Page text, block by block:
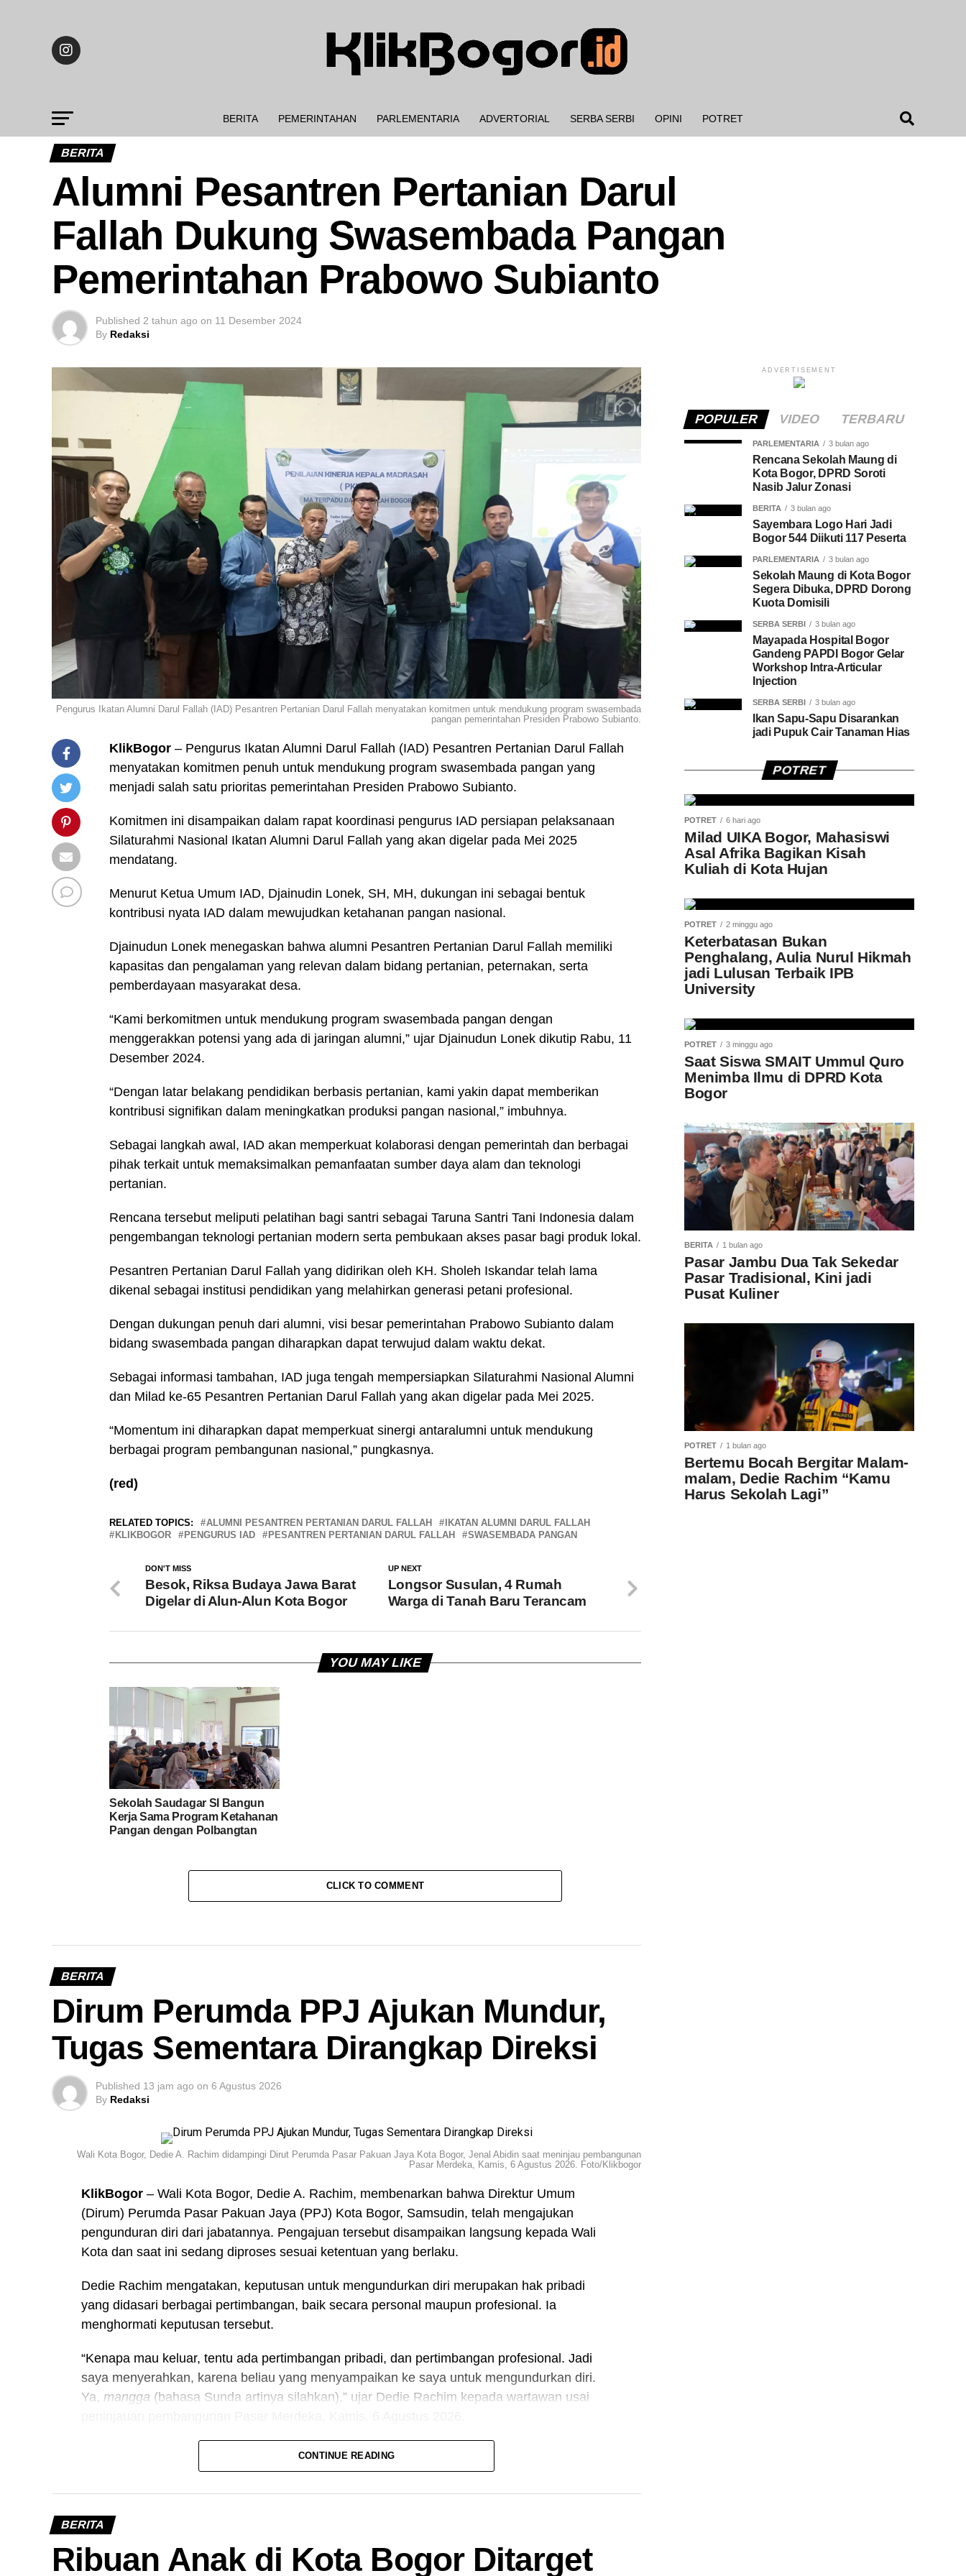
BERITA PEMERINTAHAN PARLEMENTARIA ADVERTORIAL SERBA SERBI OPINI POTRET
BERITA
Alumni Pesantren Pertanian Darul
Fallah Dukung Swasembada Pangan
Pemerintahan Prabowo Subianto
Published 2 tahun ago on 11 Desember 2024
By Redaksi
Pengurus Ikatan Alumni Darul Fallah (IAD) Pesantren Pertanian Darul Fallah menyatakan komitmen untuk mendukung program swasembada
pangan pemerintahan Presiden Prabowo Subianto.
KlikBogor – Pengurus Ikatan Alumni Darul Fallah (IAD) Pesantren Pertanian Darul Fallah
menyatakan komitmen penuh untuk mendukung program swasembada pangan yang
menjadi salah satu prioritas pemerintahan Presiden Prabowo Subianto.
Komitmen ini disampaikan dalam rapat koordinasi pengurus IAD persiapan pelaksanaan
Silaturahmi Nasional Ikatan Alumni Darul Fallah yang akan digelar pada Mei 2025
mendatang.
Menurut Ketua Umum IAD, Djainudin Lonek, SH, MH, dukungan ini sebagai bentuk
kontribusi nyata IAD dalam mewujudkan ketahanan pangan nasional.
Djainudun Lonek menegaskan bahwa alumni Pesantren Pertanian Darul Fallah memiliki
kapasitas dan pengalaman yang relevan dalam bidang pertanian, peternakan, serta
pemberdayaan masyarakat desa.
“Kami berkomitmen untuk mendukung program swasembada pangan dengan
menggerakkan potensi yang ada di jaringan alumni,” ujar Djainudun Lonek dikutip Rabu, 11
Desember 2024.
“Dengan latar belakang pendidikan berbasis pertanian, kami yakin dapat memberikan
kontribusi signifikan dalam meningkatkan produksi pangan nasional,” imbuhnya.
Sebagai langkah awal, IAD akan memperkuat kolaborasi dengan pemerintah dan berbagai
pihak terkait untuk memaksimalkan pemanfaatan sumber daya alam dan teknologi
pertanian.
Rencana tersebut meliputi pelatihan bagi santri sebagai Taruna Santri Tani Indonesia dalam
pengembangan teknologi pertanian modern serta pembukaan akses pasar bagi produk lokal.
Pesantren Pertanian Darul Fallah yang didirikan oleh KH. Sholeh Iskandar telah lama
dikenal sebagai institusi pendidikan yang melahirkan generasi petani profesional.
Dengan dukungan penuh dari alumni, visi besar pemerintahan Prabowo Subianto dalam
bidang swasembada pangan diharapkan dapat terwujud dalam waktu dekat.
Sebagai informasi tambahan, IAD juga tengah mempersiapkan Silaturahmi Nasional Alumni
dan Milad ke-65 Pesantren Pertanian Darul Fallah yang akan digelar pada Mei 2025.
“Momentum ini diharapkan dapat memperkuat sinergi antaralumni untuk mendukung
berbagai program pembangunan nasional,” pungkasnya.
(red)
RELATED TOPICS: ALUMNI PESANTREN PERTANIAN DARUL FALLAH
IKATAN ALUMNI DARUL FALLAH
KLIKBOGOR
PENGURUS IAD PESANTREN PERTANIAN DARUL FALLAH SWASEMBADA PANGAN
UP NEXT
Longsor Susulan, 4 Rumah
Warga di Tanah Baru Terancam
DON'T MISS
Besok, Riksa Budaya Jawa Barat
Digelar di Alun-Alun Kota Bogor
YOU MAY LIKE
Sekolah Saudagar SI Bangun
Kerja Sama Program Ketahanan
Pangan dengan Polbangtan
CLICK TO COMMENT
BERITA
Dirum Perumda PPJ Ajukan Mundur,
Tugas Sementara Dirangkap Direksi
Published 13 jam ago on 6 Agustus 2026
By Redaksi
Wali Kota Bogor, Dedie A. Rachim didampingi Dirut Perumda Pasar Pakuan Jaya Kota Bogor, Jenal Abidin saat meninjau pembangunan
Pasar Merdeka, Kamis, 6 Agustus 2026. Foto/Klikbogor
KlikBogor – Wali Kota Bogor, Dedie A. Rachim, membenarkan bahwa Direktur Umum
(Dirum) Perumda Pasar Pakuan Jaya (PPJ) Kota Bogor, Samsudin, telah mengajukan
pengunduran diri dari jabatannya. Pengajuan tersebut disampaikan langsung kepada Wali
Kota dan saat ini sedang diproses sesuai ketentuan yang berlaku.
Dedie Rachim mengatakan, keputusan untuk mengundurkan diri merupakan hak pribadi
yang didasari berbagai pertimbangan, baik secara personal maupun profesional. Ia
menghormati keputusan tersebut.
“Kenapa mau keluar, tentu ada pertimbangan pribadi, dan pertimbangan profesional. Jadi
saya menyerahkan, karena beliau yang menyampaikan ke saya untuk mengundurkan diri.
Ya, mangga (bahasa Sunda artinya silahkan),” ujar Dedie Rachim kepada wartawan usai
Pasar Merdeka Tampil dengan Wajah Baru: Pasar Bersih hingga Onderdil
“Beliau kan seorang yang punya jaringan yang luas. Saya enggak nanya, ‘Pak, diterima di
perusahaan apa?’. Masa ditanya, ‘Pak, di sana gajinya berapa? Di sini gajinya berapa?’ Kan
CONTINUE READING
BERITA
Ribuan Anak di Kota Bogor Ditarget
ADVERTISEMENT
POPULER VIDEO TERBARU
PARLEMENTARIA 3 bulan ago
Rencana Sekolah Maung di
Kota Bogor, DPRD Soroti
Nasib Jalur Zonasi
BERITA 3 bulan ago
Sayembara Logo Hari Jadi
Bogor 544 Diikuti 117 Peserta
PARLEMENTARIA 3 bulan ago
Sekolah Maung di Kota Bogor
Segera Dibuka, DPRD Dorong
Kuota Domisili
SERBA SERBI 3 bulan ago
Mayapada Hospital Bogor
Gandeng PAPDI Bogor Gelar
Workshop Intra-Articular
Injection
SERBA SERBI 3 bulan ago
Ikan Sapu-Sapu Disarankan
jadi Pupuk Cair Tanaman Hias
POTRET
POTRET 6 hari ago
Milad UIKA Bogor, Mahasiswi
Asal Afrika Bagikan Kisah
Kuliah di Kota Hujan
POTRET 2 minggu ago
Keterbatasan Bukan
Penghalang, Aulia Nurul Hikmah
jadi Lulusan Terbaik IPB
University
POTRET 3 minggu ago
Saat Siswa SMAIT Ummul Quro
Menimba Ilmu di DPRD Kota
Bogor
BERITA 1 bulan ago
Pasar Jambu Dua Tak Sekedar
Pasar Tradisional, Kini jadi
Pusat Kuliner
POTRET 1 bulan ago
Bertemu Bocah Bergitar Malam-
malam, Dedie Rachim “Kamu
Harus Sekolah Lagi”